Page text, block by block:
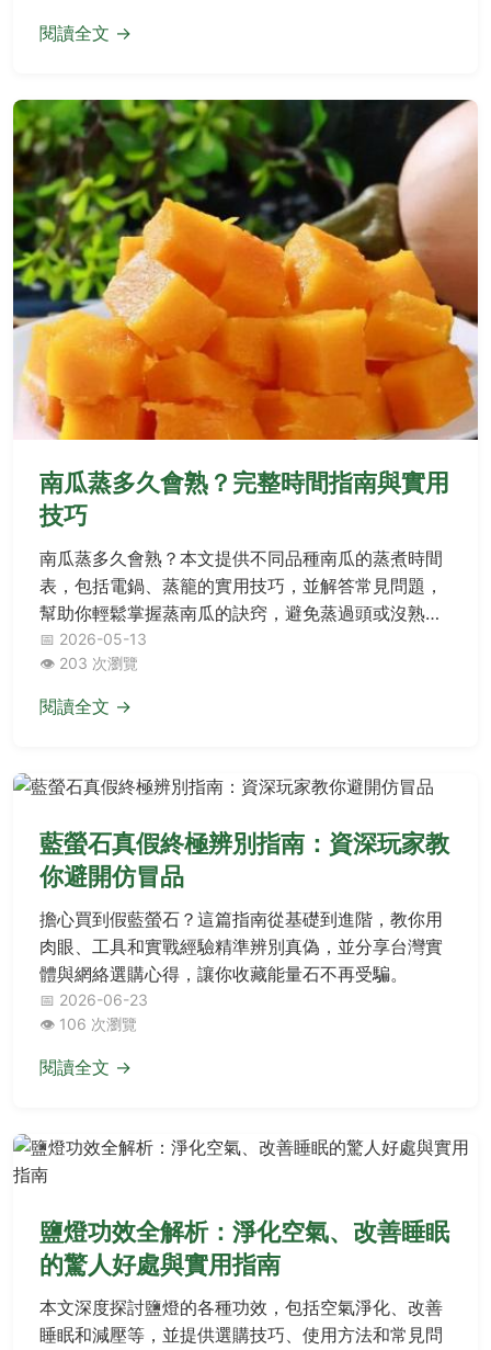
閱讀全文 →
南瓜蒸多久會熟？完整時間指南與實用
技巧
南瓜蒸多久會熟？本文提供不同品種南瓜的蒸煮時間
表，包括電鍋、蒸籠的實用技巧，並解答常見問題，
幫助你輕鬆掌握蒸南瓜的訣窍，避免蒸過頭或沒熟
透。
📅 2026-05-13
👁️ 203 次瀏覽
閱讀全文 →
藍螢石真假終極辨別指南：資深玩家教
你避開仿冒品
擔心買到假藍螢石？這篇指南從基礎到進階，教你用
肉眼、工具和實戰經驗精準辨別真偽，並分享台灣實
體與網絡選購心得，讓你收藏能量石不再受騙。
📅 2026-06-23
👁️ 106 次瀏覽
閱讀全文 →
鹽燈功效全解析：淨化空氣、改善睡眠
的驚人好處與實用指南
本文深度探討鹽燈的各種功效，包括空氣淨化、改善
睡眠和減壓等，並提供選購技巧、使用方法和常見問